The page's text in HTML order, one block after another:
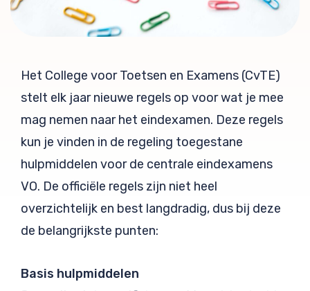
Het College voor Toetsen en Examens (CvTE)
stelt elk jaar nieuwe regels op voor wat je mee
mag nemen naar het eindexamen. Deze regels
kun je vinden in de regeling toegestane
hulpmiddelen voor de centrale eindexamens
VO. De officiële regels zijn niet heel
overzichtelijk en best langdradig, dus bij deze
de belangrijkste punten:
Basis hulpmiddelen